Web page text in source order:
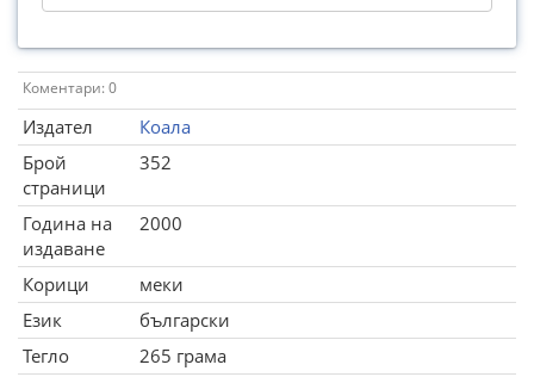
Коментари: 0
Издател
Коала
Брой
страници
352
Година на
издаване
2000
Корици
меки
Език
български
Тегло
265 грама